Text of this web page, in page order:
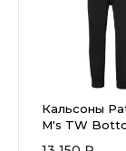
Кальсоны
M's TW